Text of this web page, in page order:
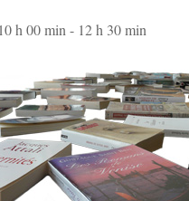
h 00 min- 12 h 30 min